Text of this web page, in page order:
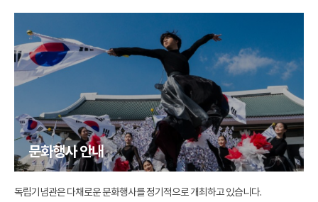
문화행사 안내
독립기념관은 다채로운 문화행사를 정기적으로 개최하고 있습니다.